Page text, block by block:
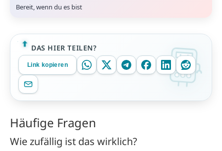
Bereit, wenn du es bist
DAS HIER TEILEN?
Link kopieren
Häufige Fragen
Wie zufällig ist das wirklich?